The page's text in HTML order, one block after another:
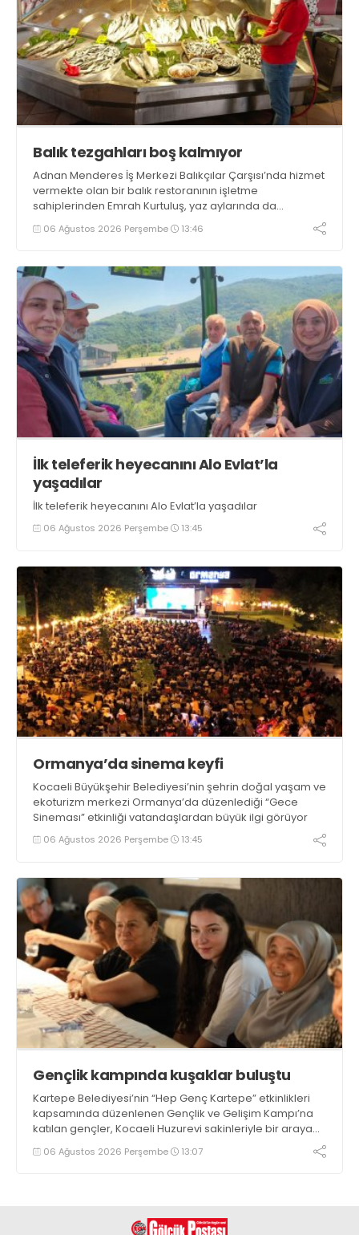
Balık tezgahları boş kalmıyor
Adnan Menderes İş Merkezi Balıkçılar Çarşısı’nda hizmet
vermekte olan bir balık restoranının işletme
sahiplerinden Emrah Kurtuluş, yaz aylarında da
tezgahlarda taze balık bulunduğunu ifade ederek “Yıl
boyunca tezgahlarda taze balık bulmak mümkün
06 Ağustos 2026 Perşembe 13:46
İlk teleferik heyecanını Alo Evlat’la
yaşadılar
İlk teleferik heyecanını Alo Evlat’la yaşadılar
06 Ağustos 2026 Perşembe 13:45
Ormanya’da sinema keyfi
Kocaeli Büyükşehir Belediyesi’nin şehrin doğal yaşam ve
ekoturizm merkezi Ormanya’da düzenlediği “Gece
Sineması” etkinliği vatandaşlardan büyük ilgi görüyor
06 Ağustos 2026 Perşembe 13:45
Gençlik kampında kuşaklar buluştu
Kartepe Belediyesi’nin “Hep Genç Kartepe” etkinlikleri
kapsamında düzenlenen Gençlik ve Gelişim Kampı’na
katılan gençler, Kocaeli Huzurevi sakinleriyle bir araya
geldi06 Ağustos 2026 Perşembe 13:07